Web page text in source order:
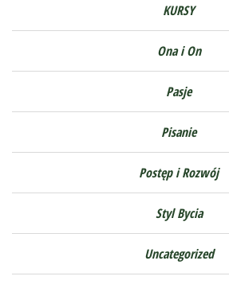
KURSY
Ona i On
Pasje
Pisanie
Postęp i Rozwój
Styl Bycia
Uncategorized